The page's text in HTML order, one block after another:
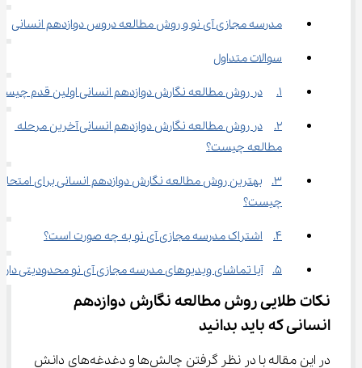
مدرسه مجازی آی نو و روش مطالعه دروس دوازدهم انسانی
سوالات متداول
1.	در روش مطالعه نگارش دوازدهم انسانی اولین قدم چیست؟
2.	در روش مطالعه نگارش دوازدهم انسانی آخرین مرحله
مطالعه چیست؟
3.	بهترین روش مطالعه نگارش دوازدهم انسانی برای
چیست؟
4.	اشتراک مدرسه مجازی آی نو به چه صورت است؟
5.	آیا تماشای ویدیوهای مدرسه مجازی آی نو محدودیتی دارد؟
نکات طلایی روش مطالعه نگارش دوازدهم
انسانی که باید بدانید
در این مقاله با در نظر گرفتن چالش‌ها و دغدغه‌های دانش